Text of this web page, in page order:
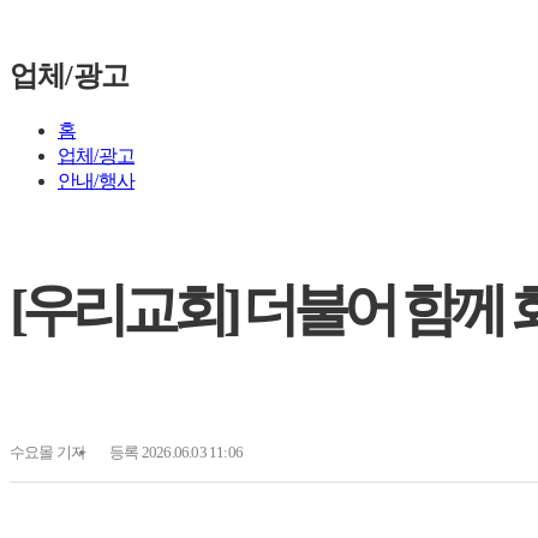
업체/광고
홈
업체/광고
안내/행사
[우리교회] 더불어 함께
수요몰 기자 등록 2026.06.03 11:06